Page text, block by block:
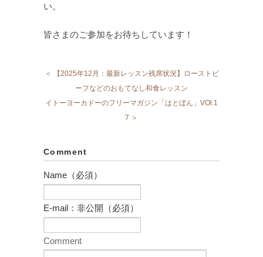
い。
皆さまのご参加をお待ちしています！
＜ 【2025年12月：最新レッスン残席状況】ローストビ
ーフなどのおもてなし和食レッスン
イトーヨーカドーのフリーマガジン「はとぼん」VOl.1
7 ＞
Comment
Name（必須）
E-mail：非公開（必須）
Comment